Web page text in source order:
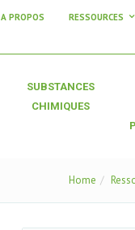
A PROPOS RESSOURCES
SUBSTANCES
CHIMIQUES
Home